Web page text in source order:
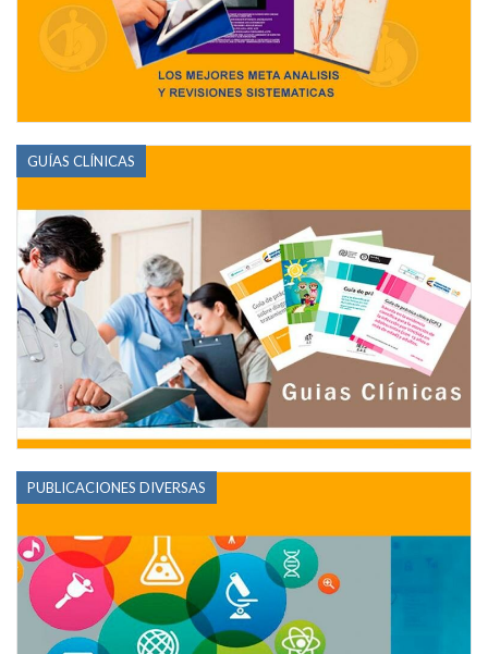
GUÍAS CLÍNICAS
PUBLICACIONES DIVERSAS